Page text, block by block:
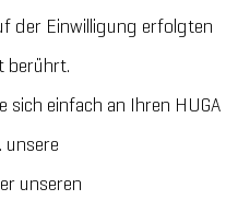
der Einwilligung erfolgten
berührt.
sich einfach an Ihren HUGA
unsere
unseren